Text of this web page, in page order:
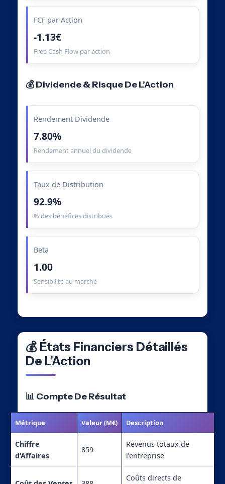
FCF par Action
-1.13€
Free Cash Flow par action
💰 Dividende & Risque De L’Action
Rendement Dividende
7.80%
Rendement annuel du dividende
Taux de Distribution
92.9%
% des bénéfices distribués
Beta
1.00
Sensibilité au marché
💰 États Financiers Détaillés
De L’Action
📊 Compte De Résultat
Métrique Valeur (M€) Description
Chiffre
d’Affaires
859
Revenus totaux de
l’entreprise
Coûts directs de